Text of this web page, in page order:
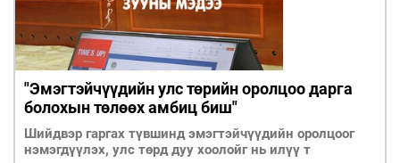
"Эмэгтэйчүүдийн улс төрийн оролцоо дарга
болохын төлөөх амбиц биш"
Шийдвэр гаргах түвшинд эмэгтэйчүүдийн оролцоог
нэмэгдүүлэх, улс төрд дуу хоолойг нь илүү т